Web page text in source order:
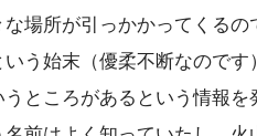
場所が引っかかってくる
う始末（優柔不断なのです
ところがあるという情報を